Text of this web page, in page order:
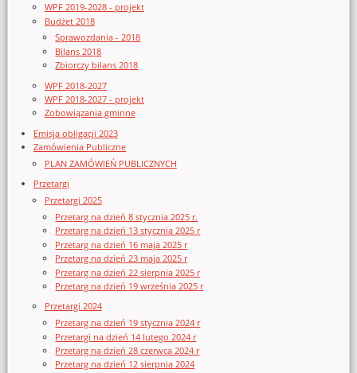
WPF 2019-2028 - projekt
Budżet 2018
Sprawozdania - 2018
Bilans 2018
Zbiorczy bilans 2018
WPF 2018-2027
WPF 2018-2027 - projekt
Zobowiązania gminne
Emisja obligacji 2023
Zamówienia Publiczne
PLAN ZAMÓWIEŃ PUBLICZNYCH
Przetargi
Przetargi 2025
Przetarg na dzień 8 stycznia 2025 r.
Przetarg na dzień 13 stycznia 2025 r
Przetarg na dzień 16 maja 2025 r
Przetarg na dzień 23 maja 2025 r
Przetarg na dzień 22 sierpnia 2025 r
Przetarg na dzień 19 września 2025 r
Przetargi 2024
Przetarg na dzień 19 stycznia 2024 r
Przetargi na dzień 14 lutego 2024 r
Przetarg na dzień 28 czerwca 2024 r
Przetarg na dzień 12 sierpnia 2024